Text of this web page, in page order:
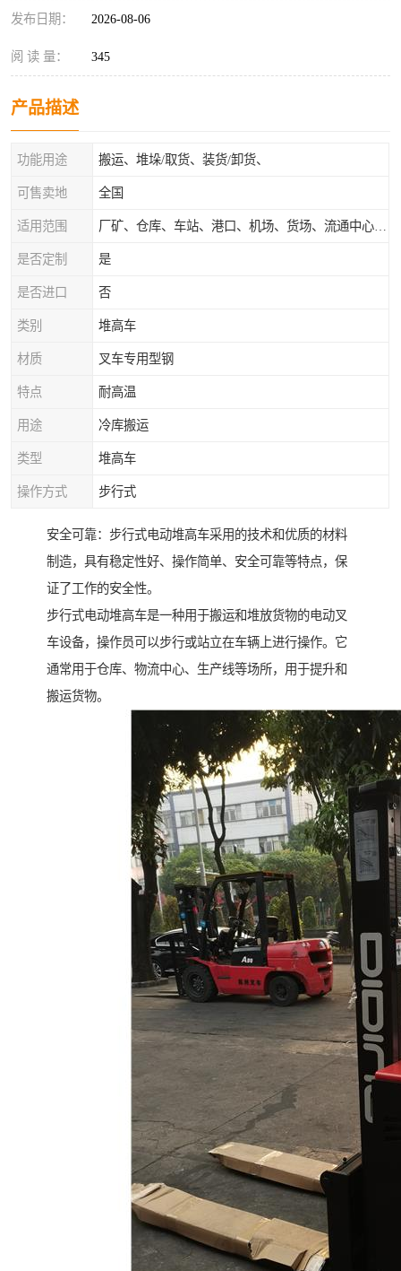
发布日期： 2026-08-06
阅 读 量： 345
产品描述
功能用途 搬运、堆垛/取货、装货/卸货、
可售卖地 全国
适用范围
是否定制 是
是否进口 否
类别 堆高车
材质 叉车专用型钢
特点 耐高温
用途 冷库搬运
类型 堆高车
操作方式 步行式
安全可靠：步行式电动堆高车采用的技术和优质的材料
制造，具有稳定性好、操作简单、安全可靠等特点，保
证了工作的安全性。
步行式电动堆高车是一种用于搬运和堆放货物的电动叉
车设备，操作员可以步行或站立在车辆上进行操作。它
通常用于仓库、物流中心、生产线等场所，用于提升和
搬运货物。